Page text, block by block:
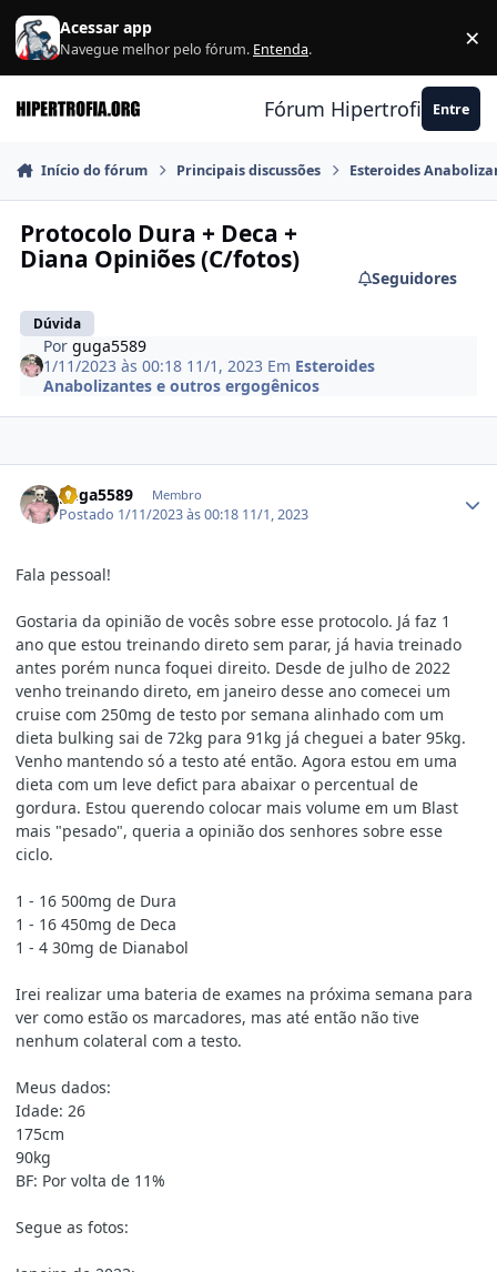
Ir para conteúdo
Acessar app
Navegue melhor pelo fórum. Entenda. ×
Fórum Hipertrofia.org
Entre
Início do fórum Principais discussões Esteroides
Protocolo Dura + Deca +
Diana Opiniões (C/fotos)
Dúvida
Seguidores
Porguga5589
1/11/2023 às 00:18 11/1, 2023 Em Esteroides
Anabolizantes e outros ergogênicos
guga5589 Membro
Postado 1/11/2023 às 00:18 11/1, 2023
Fala pessoal!
Gostaria da opinião de vocês sobre esse protocolo. Já faz 1
ano que estou treinando direto sem parar, já havia treinado
antes porém nunca foquei direito. Desde de julho de 2022
venho treinando direto, em janeiro desse ano comecei um
cruise com 250mg de testo por semana alinhado com um
dieta bulking sai de 72kg para 91kg já cheguei a bater 95kg.
Venho mantendo só a testo até então. Agora estou em uma
dieta com um leve defict para abaixar o percentual de
gordura. Estou querendo colocar mais volume em um Blast
mais "pesado", queria a opinião dos senhores sobre esse
ciclo.
1 - 16 500mg de Dura
1 - 16 450mg de Deca
1 - 4 30mg de Dianabol
Irei realizar uma bateria de exames na próxima semana para
ver como estão os marcadores, mas até então não tive
nenhum colateral com a testo.
Meus dados:
Idade: 26
175cm
90kg
BF: Por volta de 11%
Segue as fotos: